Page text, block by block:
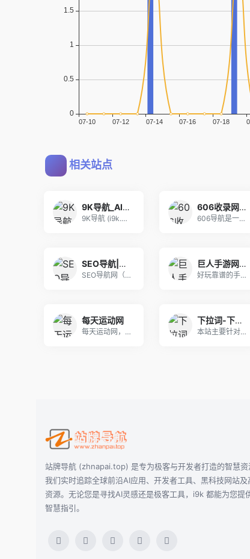
相关站点
9K导航_AI工具导航_程序员资源大全_硬核科技网址导航
9K导航 (i9k.cn) 是专为极客与开发者打
606收录网,免费自动秒收录网址,提供自动收录,网站导航大全源码,自动链,友情链接交换。
606导航是一个精心挑选的优质网址大全,通往精彩
SEO导航|全站优选导航_精选优质网址大全_站长设计师高效工作入口
SEO导航网（seonav.cn）是一个精选优质
巨人手游网 - 手机软件下载_手机游戏下载_好玩的手机游戏
好玩靠谱的手机游戏，想知道手游下载平台哪个好，好
每天运动网
每天运动网，是广大运动者修改步数工具。
下拉词-下拉框关键词软件-下拉框搜索词-微信百度抖音小红书下拉词怎么上
本站主要针对下拉词进行排名优化，通过对关键词的选
站牌导航 (zhnapai.top) 是专为极客与开发者打造的智慧资
我们实时追踪全球前沿AI应用、开发者工具、黑科技网站及
资源。无论您是寻找AI灵感还是极客工具，i9k 都能为您提
智慧指引。